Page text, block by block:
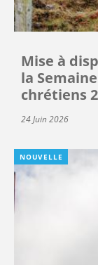
Mise à
la
chrétiens
24 Juin 2026
NOUVELLE